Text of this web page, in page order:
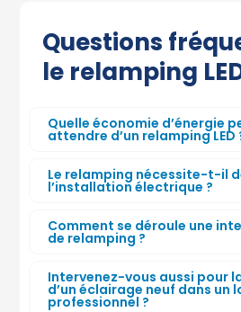
Questions
le relamping
Quelle économie d’énergie
attendre d’un relamping LED
Le relamping nécessite-t-il
l’installation électrique ?
Comment se déroule une
de relamping ?
Intervenez-vous aussi pour
d’un éclairage neuf dans un
professionnel ?